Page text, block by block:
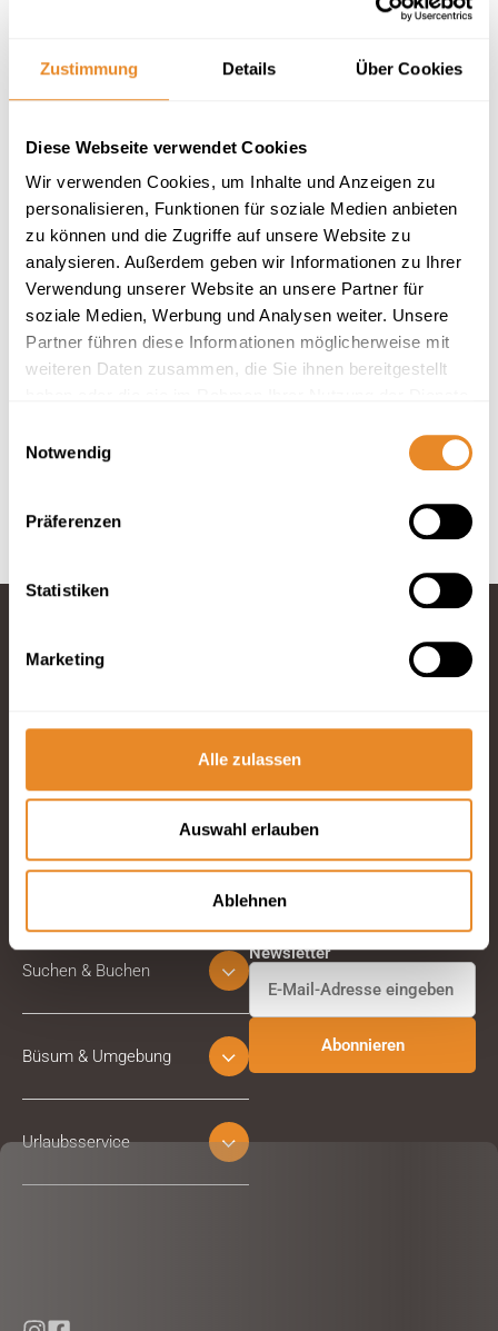
Zustimmung Details Über Cookies
Diese Webseite verwendet Cookies
Wir verwenden Cookies, um Inhalte und Anzeigen zu
personalisieren, Funktionen für soziale Medien anbieten
zu können und die Zugriffe auf unsere Website zu
analysieren. Außerdem geben wir Informationen zu Ihrer
Verwendung unserer Website an unsere Partner für
soziale Medien, Werbung und Analysen weiter. Unsere
Partner führen diese Informationen möglicherweise mit
weiteren Daten zusammen, die Sie ihnen bereitgestellt
Notwendig
Präferenzen
Statistiken
Marketing
Alle zulassen
Auswahl erlauben
Ablehnen
Ausstattung
40 Bewertungen
In deiner Buchung inbegriffen
Optimaler Service durch 4 Rezeptionen vor Ort.
Fragen und
Telefon: 04834
E-Mail schreiben
Suchen & Buchen
Büsum & Umgebung
Urlaubsservice
Abonnieren Sie unseren
Newsletter